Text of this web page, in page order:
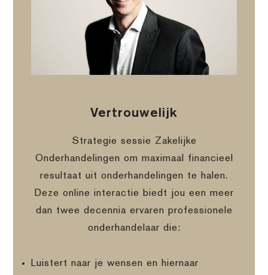
Vertrouwelijk
Strategie sessie Zakelijke
Onderhandelingen om maximaal financieel
resultaat uit onderhandelingen te halen.
Deze online interactie biedt jou een meer
dan twee decennia ervaren professionele
onderhandelaar die:
Luistert naar je wensen en hiernaar